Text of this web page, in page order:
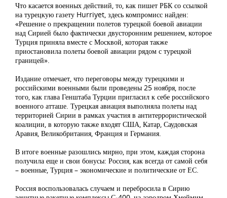
Что касается военных действий, то, как пишет РБК со ссылкой
на турецкую газету Hurriyet, здесь компромисс найден:
«Решение о прекращении полетов турецкой боевой авиации
над Сирией было фактически двусторонним решением, которое
Турция приняла вместе с Москвой, которая также
приостановила полеты боевой авиации рядом с турецкой
границей».
Издание отмечает, что переговоры между турецкими и
российскими военными были проведены 25 ноября, после
того, как глава Генштаба Турции пригласил к себе российского
военного атташе. Турецкая авиация выполняла полеты над
территорией Сирии в рамках участия в антитеррористической
коалиции, в которую также входят США, Катар, Саудовская
Аравия, Великобритания, Франция и Германия.
В итоге военные разошлись мирно, при этом, каждая сторона
получила еще и свои бонусы: Россия, как всегда от самой себя
– военные, Турция – экономические и политические от ЕС.
Россия воспользовалась случаем и перебросила в Сирию